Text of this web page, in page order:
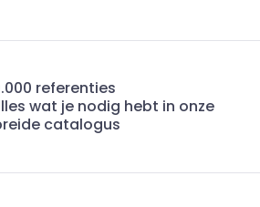
referenties
wat je nodig hebt in onze
catalogus